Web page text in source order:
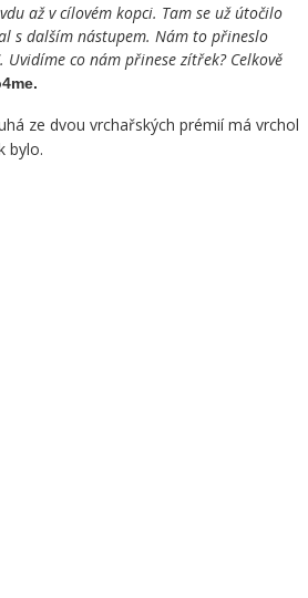
až v cílovém kopci. Tam se už útočilo
s dalším nástupem. Nám to přineslo
co nám přinese zítřek? Celkově
ze dvou vrchařských prémií má vrchol
bylo.